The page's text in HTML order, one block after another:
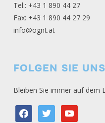
Tel.: +43 1 890 44 27
Fax: +43 1 890 44 27 29
info@ognt.at
FOLGEN SIE UNS
Bleiben Sie immer auf dem
facebooktwitter youtube